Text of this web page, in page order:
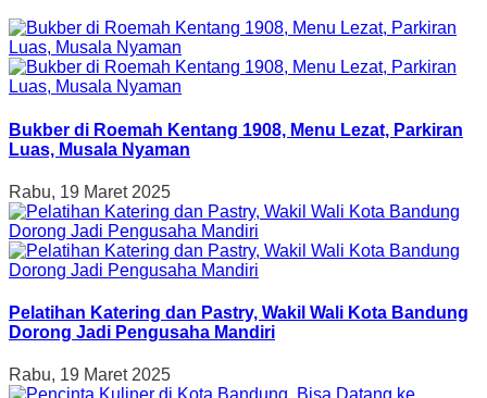
Bukber di Roemah Kentang 1908, Menu Lezat, Parkiran
Luas, Musala Nyaman
Rabu, 19 Maret 2025
Pelatihan Katering dan Pastry, Wakil Wali Kota Bandung
Dorong Jadi Pengusaha Mandiri
Rabu, 19 Maret 2025